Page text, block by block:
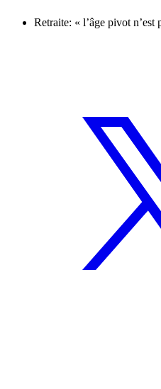
Retraite: « l’âge pivot